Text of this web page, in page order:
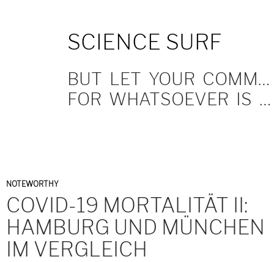
SCIENCE SURF
BUT LET YOUR COMMUNICATION BE YEA, YEA; NAY, NAY.
FOR WHATSOEVER IS MORE THAN THESE COMETH OF EVIL.
NOTEWORTHY
COVID-19 MORTALITÄT II:
HAMBURG UND MÜNCHEN
IM VERGLEICH